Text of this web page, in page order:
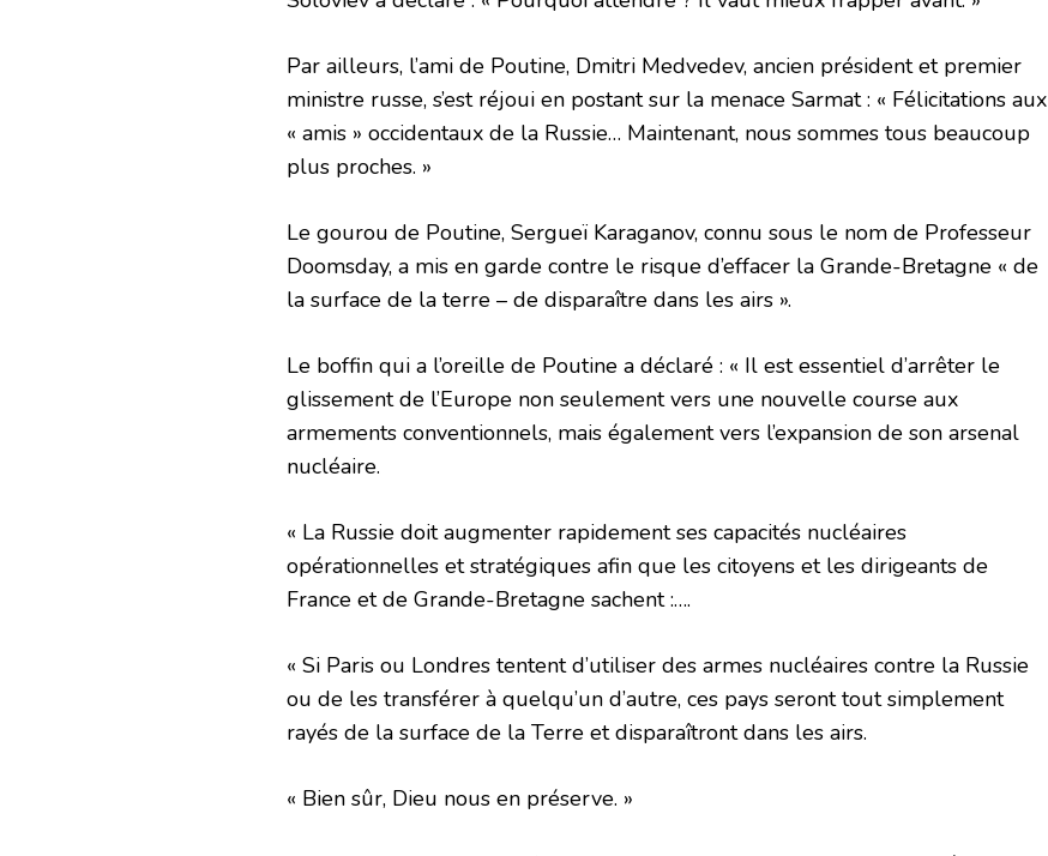
Par ailleurs, l’ami de Poutine, Dmitri Medvedev, ancien président et premier
ministre russe, s’est réjoui en postant sur la menace Sarmat : « Félicitations aux
« amis » occidentaux de la Russie… Maintenant, nous sommes tous beaucoup
plus proches. »
Le gourou de Poutine, Sergueï Karaganov, connu sous le nom de Professeur
Doomsday, a mis en garde contre le risque d’effacer la Grande-Bretagne « de
la surface de la terre – de disparaître dans les airs ».
Le boffin qui a l’oreille de Poutine a déclaré : « Il est essentiel d’arrêter le
glissement de l’Europe non seulement vers une nouvelle course aux
armements conventionnels, mais également vers l’expansion de son arsenal
nucléaire.
« La Russie doit augmenter rapidement ses capacités nucléaires
opérationnelles et stratégiques afin que les citoyens et les dirigeants de
France et de Grande-Bretagne sachent :….
« Si Paris ou Londres tentent d’utiliser des armes nucléaires contre la Russie
ou de les transférer à quelqu’un d’autre, ces pays seront tout simplement
rayés de la surface de la Terre et disparaîtront dans les airs.
« Bien sûr, Dieu nous en préserve. »